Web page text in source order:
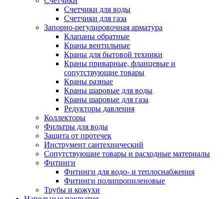
Счетчики для воды
Счетчики для газа
Запорно-регулировочная арматура
Клапаны обратные
Краны вентильные
Краны для бытовой техники
Краны приварные, фланцевые и
сопутствующие товары
Краны разные
Краны шаровые для воды
Краны шаровые для газа
Редукторы давления
Коллекторы
Фильтры для воды
Защита от протечек
Инструмент сантехнический
Сопутствующие товары и расходные материалы
Фитинги
Фитинги для водо- и теплоснабжения
Фитинги полипропиленовые
Трубы и кожухи